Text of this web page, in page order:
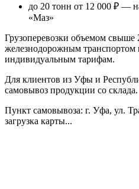
до 20 тонн от 12 000 ₽ —
«Маз»
Грузоперевозки объемом свыше
железнодорожным транспортом
индивидуальным тарифам.
Для клиентов из Уфы и
самовывоз продукции со склада.
Пункт самовывоза: г. Уфа, ул.
загрузка карты...